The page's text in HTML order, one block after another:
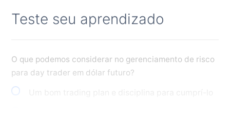
Teste seu aprendizado
O que podemos considerar no gerenciamento de risco
para day trader em dólar futuro?